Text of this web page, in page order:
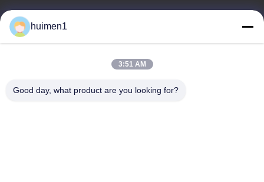
Nasz adres
Ulica Shuiniupu nr 1-3, wioska Yongxing, dzielnica Baiyun, miasto
huimen1
3:51 AM
Good day, what product are you looking for?